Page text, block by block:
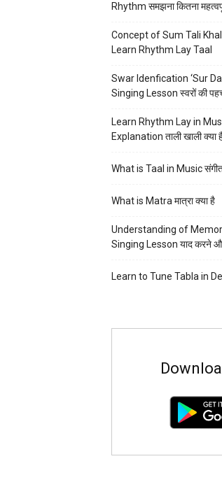
Rhythm समझना कितना
Concept of Sum Tali Khali
Learn Rhythm Lay Taal
Swar Idenfication ‘Sur
Singing Lesson स्वरों की
Learn Rhythm Lay in
Explanation ताली खाली क्या
What is Taal in Music संगीत
What is Matra मात्रा क्या है
Understanding of
Singing Lesson याद करने
Learn to Tune Tabla in